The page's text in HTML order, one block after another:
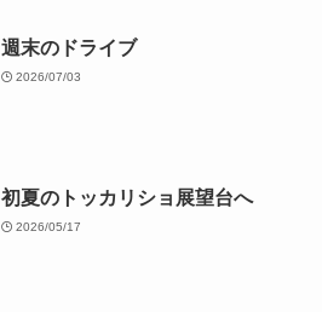
週末のドライブ
2026/07/03
初夏のトッカリショ展望台へ
2026/05/17